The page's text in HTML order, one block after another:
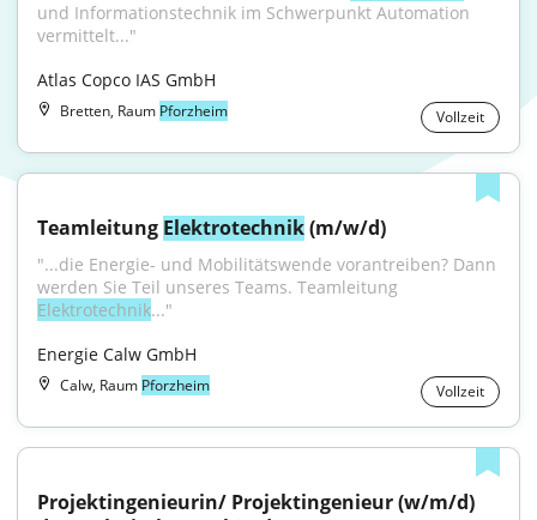
und Informationstechnik im Schwerpunkt Automation
vermittelt..."
Atlas Copco IAS GmbH
Bretten, Raum Pforzheim Vollzeit
Teamleitung Elektrotechnik (m/w/d)
"...die Energie- und Mobilitätswende vorantreiben? Dann
Elektrotechnik..."
Energie Calw GmbH
Calw, Raum Pforzheim Vollzeit
Projektingenieurin/ Projektingenieur (w/m/d)